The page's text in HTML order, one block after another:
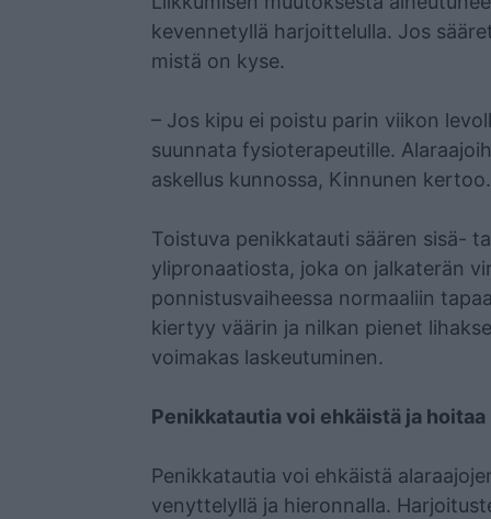
kevennetyllä harjoittelulla. Jos
mistä on kyse.
– Jos kipu ei poistu parin viikon
suunnata fysioterapeutille.
askellus kunnossa, Kinnunen kertoo.
Toistuva penikkatauti säären sisä-
ylipronaatiosta, joka on jalkaterän
ponnistusvaiheessa normaaliin
kiertyy väärin ja nilkan pienet
voimakas laskeutuminen.
Penikkatautia voi ehkäistä ja hoitaa
Penikkatautia voi ehkäistä
venyttelyllä ja hieronnalla.